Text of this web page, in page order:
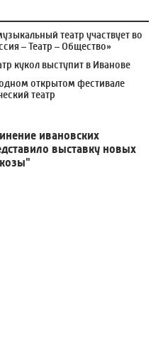
театр участвует во
– Театр – Общество»
кукол выступит в Иванове
открытом фестивале
театр
ивановских
выставку новых